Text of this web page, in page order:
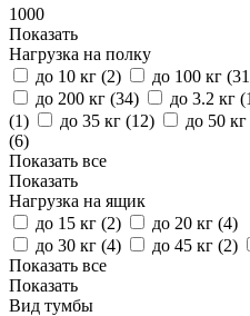
1000
Показать
Нагрузка на полку
до 10 кг (2) до 100 кг (31
до 200 кг (34) до 3.2 кг (1
(1) до 35 кг (12) до 50
(6)
Показать все
Показать
Нагрузка на ящик
до 15 кг (2) до 20 кг (4)
до 30 кг (4) до 45 кг (2)
Показать все
Показать
Вид тумбы